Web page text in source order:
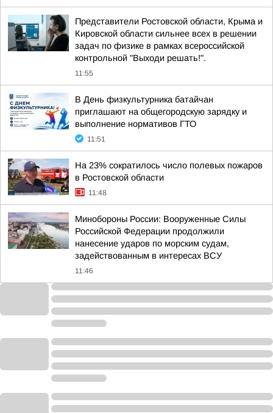
Представители Ростовской области, Крыма и
Кировской области сильнее всех в решении
задач по физике в рамках всероссийской
контрольной "Выходи решать!".
11:55
В День физкультурника батайчан
приглашают на общегородскую зарядку и
выполнение нормативов ГТО
11:51
На 23% сократилось число полевых пожаров
в Ростовской области
11:48
Минобороны России: Вооруженные Силы
Российской Федерации продолжили
нанесение ударов по морским судам,
задействованным в интересах ВСУ
11:46